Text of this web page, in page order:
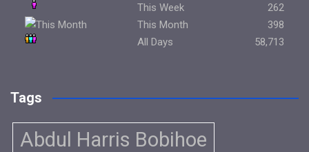
This Week
262
This Month
398
All Days
58,713
Tags
Abdul Harris Bobihoe